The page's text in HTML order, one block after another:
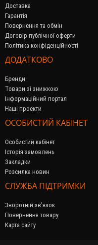
Доставка
Гарантія
Повернення та обмін
Договір публічної оферти
Політика конфіденційності
ДОДАТКОВО
Бренди
Товари зі знижкою
Інформаційний портал
Наші проекти
ОСОБИСТИЙ КАБІНЕТ
Особистий кабінет
Історія замовлень
Закладки
Розсилка новин
СЛУЖБА ПІДТРИМКИ
Зворотній зв’язок
Повернення товару
Карта сайту